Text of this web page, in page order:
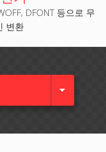
DFONT 등으로 무
변환